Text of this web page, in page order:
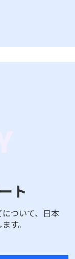
ト
ついて、日本
す。